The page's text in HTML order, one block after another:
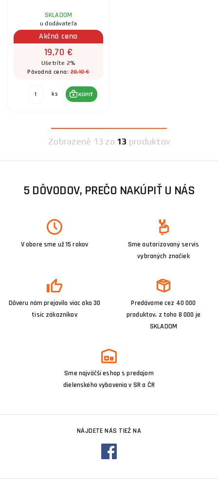
SKLADOM
u dodávateľa
Akčná cena
19,70 €
Ušetríte 2%
Pôvodná cena:20,10 €
ks KÚPIŤ
Zobrazené 13 zo 13 produktov
5 DÔVODOV, PREČO NAKÚPIŤ U NÁS
V obore sme už 15 rokov
Sme autorizovaný servis
vybraných značiek
Dôveru nám prejavilo viac ako 30
tisíc zákazníkov
Predávame cez 40 000
produktov, z toho 8 000 je
SKLADOM
Sme najväčší eshop s predajom
dielenského vybavenia v SR a ČR
NÁJDETE NÁS TIEŽ NA